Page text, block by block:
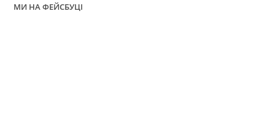
МИ НА ФЕЙСБУЦІ